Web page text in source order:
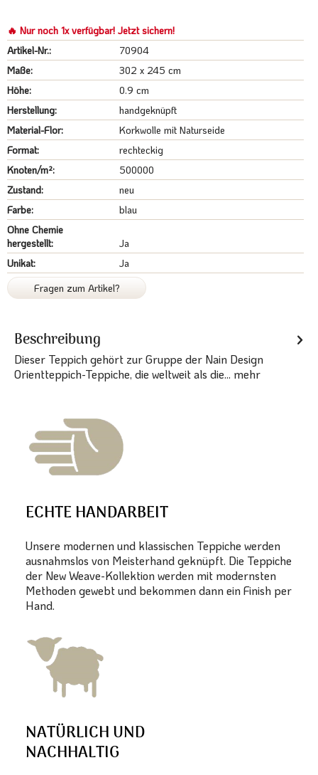
🔥 Nur noch 1x verfügbar! Jetzt sichern!
Artikel-Nr.:
70904
Maße:
302 x 245 cm
Höhe:
0.9 cm
Herstellung:
handgeknüpft
Material-Flor:
Korkwolle mit Naturseide
Format:
rechteckig
Knoten/m²:
500000
Zustand:
neu
Farbe:
blau
Ohne Chemie
hergestellt:
Ja
Unikat:
Ja
Fragen zum Artikel?
Beschreibung
Dieser Teppich gehört zur Gruppe der Nain Design
Orientteppich-Teppiche, die weltweit als die... mehr
ECHTE HANDARBEIT
Unsere modernen und klassischen Teppiche werden
ausnahmslos von Meisterhand geknüpft. Die Teppiche
der New Weave-Kollektion werden mit modernsten
Methoden gewebt und bekommen dann ein Finish per
Hand.
NATÜRLICH UND
NACHHALTIG